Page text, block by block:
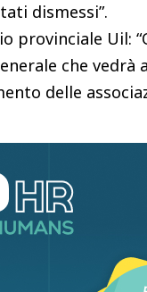
dismessi”.
provinciale Uil:
che
delle
Cisl
e figli. Sono
è
i lavoratori
impegni
tutti i lavoratori”.